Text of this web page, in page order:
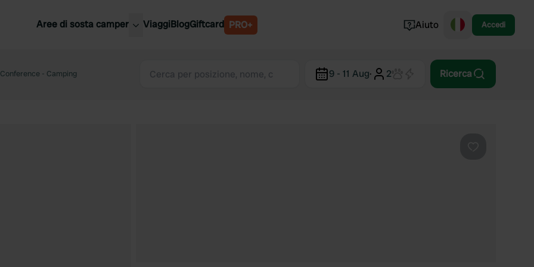
Aree di sosta camper
Slovenia
Portogallo
ViaggiBlogGiftcard PRO+ Aiuto Accedi
- Camping 9 - 11 Aug· 2 Ricerca